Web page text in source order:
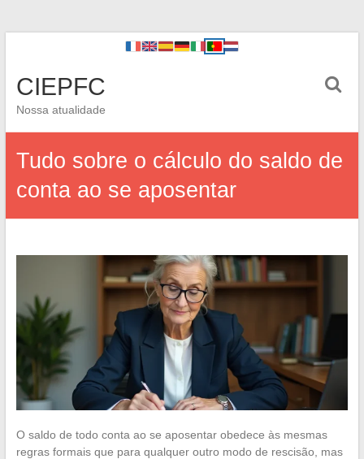
CIEPFC
Nossa atualidade
Tudo sobre o cálculo do saldo de
conta ao se aposentar
O saldo de todo conta ao se aposentar obedece às mesmas
regras formais que para qualquer outro modo de rescisão, mas